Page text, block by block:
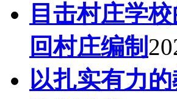
目击村庄学
回村庄编制
以扎实有力